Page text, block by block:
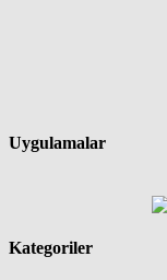
Uygulamalar
Kategoriler